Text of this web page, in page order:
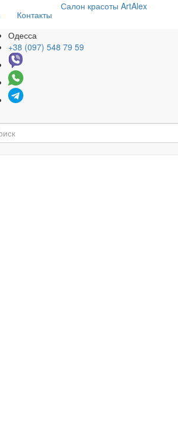
Контакты
Салон красоты ArtAlex
Одесса
+38 (097) 548 79 59